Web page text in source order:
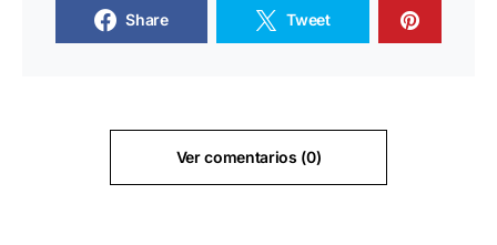
Share Tweet
Ver comentarios (0)